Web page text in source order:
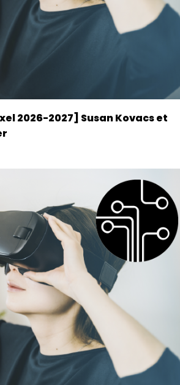
2026-2027] Susan Kovacs et